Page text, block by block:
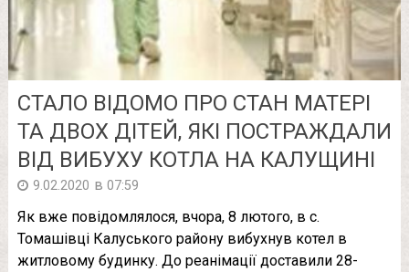
СТАЛО ВІДОМО ПРО СТАН МАТЕРІ
ТА ДВОХ ДІТЕЙ, ЯКІ ПОСТРАЖДАЛИ
ВІД ВИБУХУ КОТЛА НА КАЛУЩИНІ
9.02.2020 в 07:59
Як вже повідомлялося, вчора, 8 лютого, в с.
Томашівці Калуського району вибухнув котел в
житловому будинку. До реанімації доставили 28-